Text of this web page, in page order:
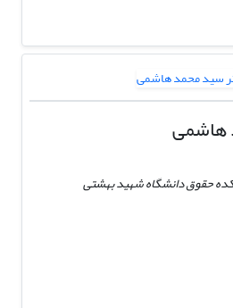
هاشمی
حقوق دانشگاه شهید بهشتی